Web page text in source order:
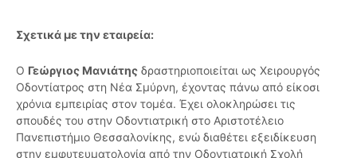
Σχετικά με την εταιρεία:
Ο Γεώργιος Μανιάτης δραστηριοποιείται ως Χειρουργός
Οδοντίατρος στη Νέα Σμύρνη, έχοντας πάνω από είκοσι
χρόνια εμπειρίας στον τομέα. Έχει ολοκληρώσει τις
σπουδές του στην Οδοντιατρική στο Αριστοτέλειο
Πανεπιστήμιο Θεσσαλονίκης, ενώ διαθέτει εξειδίκευση
στην εμφυτευματολογία από την Οδοντιατρική Σχολή